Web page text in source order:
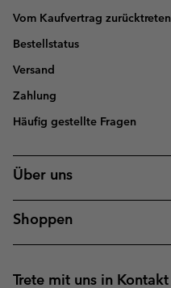
Vom Kaufvertrag zurücktreten
Bestellstatus
Versand
Zahlung
Häufig gestellte Fragen
Über uns
Shoppen
Trete mit uns in Kontakt